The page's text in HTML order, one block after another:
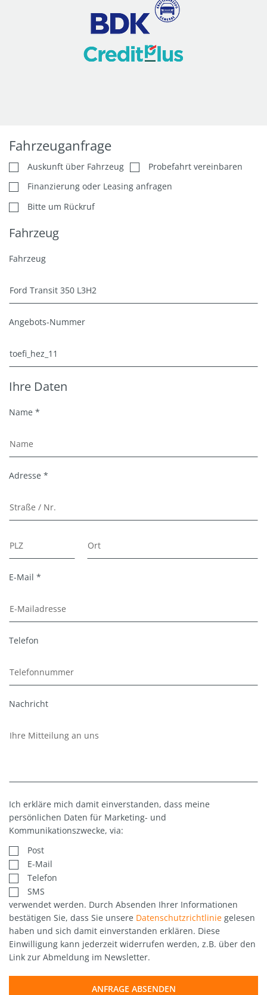
Fahrzeuganfrage
Auskunft über Fahrzeug
Probefahrt vereinbaren
Finanzierung oder Leasing anfragen
Bitte um Rückruf
Fahrzeug
Fahrzeug
Angebots-Nummer
Ihre Daten
Name *
Adresse *
E-Mail *
Telefon
Nachricht
Ich erkläre mich damit einverstanden, dass meine
persönlichen Daten für Marketing- und
Kommunikationszwecke, via:
Post
E-Mail
Telefon
SMS
verwendet werden. Durch Absenden Ihrer Informationen
bestätigen Sie, dass Sie unsere Datenschutzrichtlinie gelesen
haben und sich damit einverstanden erklären. Diese
Einwilligung kann jederzeit widerrufen werden, z.B. über den
Link zur Abmeldung im Newsletter.
ANFRAGE ABSENDEN